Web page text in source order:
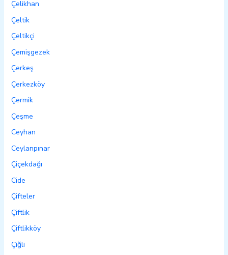
Çelikhan
Çeltik
Çeltikçi
Çemişgezek
Çerkeş
Çerkezköy
Çermik
Çeşme
Ceyhan
Ceylanpınar
Çiçekdağı
Cide
Çifteler
Çiftlik
Çiftlikköy
Çiğli